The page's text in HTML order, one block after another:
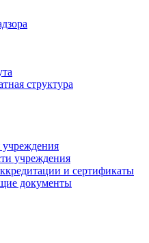
структура
учреждения
учреждения
и сертификаты
документы